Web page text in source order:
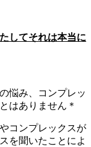
してそれは本当に
悩み、コンプレッ
はありません＊
コンプレックスが
を聞いたことによ